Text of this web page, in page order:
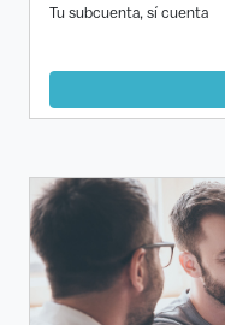
Tu subcuenta, sí cuenta